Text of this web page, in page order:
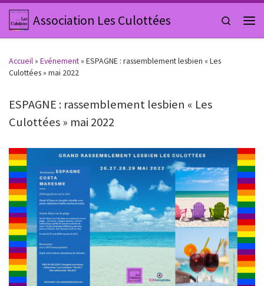
Passer au contenu
Association Les Culottées
Search
Accueil» Evénement» ESPAGNE : rassemblement lesbien « Les
Culottées » mai 2022
ESPAGNE : rassemblement lesbien « Les
Culottées » mai 2022